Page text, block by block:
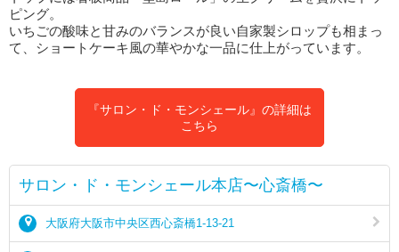
ピング。
いちごの酸味と甘みのバランスが良い自家製シロップも相まっ
て、ショートケーキ風の華やかな一品に仕上がっています。
『サロン・ド・モンシェール』の詳細は
こちら
サロン・ド・モンシェール本店〜心斎橋〜
大阪府大阪市中央区西心斎橋1-13-21